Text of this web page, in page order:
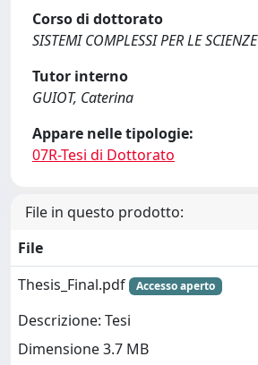
Corso di dottorato
SISTEMI COMPLESSI PER LE
Tutor interno
GUIOT, Caterina
Appare nelle tipologie:
07R-Tesi di Dottorato
File in questo prodotto:
File
Thesis_Final.pdf
Accesso aperto
Descrizione: Tesi
Dimensione 3.7 MB